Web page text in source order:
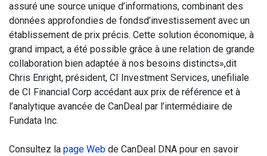
assuré une source unique d’informations, combinant des
données approfondies de fondsd’investissement avec un
établissement de prix précis. Cette solution économique, à
grand impact, a été possible grâce à une relation de grande
collaboration bien adaptée à nos besoins distincts»,dit
Chris Enright, président, CI Investment Services, unefiliale
de CI Financial Corp accédant aux prix de référence et à
l’analytique avancée de CanDeal par l’intermédiaire de
Fundata Inc.
Consultez la page Web de CanDeal DNA pour en savoir